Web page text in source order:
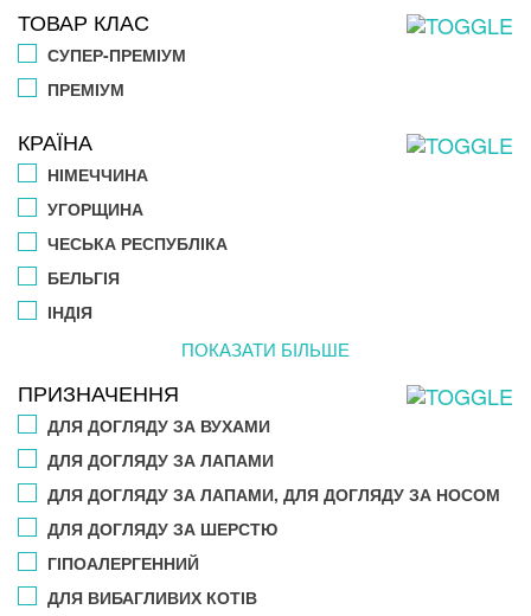
ТОВАР КЛАС
СУПЕР-ПРЕМІУМ
ПРЕМІУМ
КРАЇНА
НІМЕЧЧИНА
УГОРЩИНА
ЧЕСЬКА РЕСПУБЛІКА
БЕЛЬГІЯ
ІНДІЯ
ПОКАЗАТИ БІЛЬШЕ
ПРИЗНАЧЕННЯ
ДЛЯ ДОГЛЯДУ ЗА ВУХАМИ
ДЛЯ ДОГЛЯДУ ЗА ЛАПАМИ
ДЛЯ ДОГЛЯДУ ЗА ЛАПАМИ, ДЛЯ ДОГЛЯДУ ЗА НОСОМ
ДЛЯ ДОГЛЯДУ ЗА ШЕРСТЮ
ГІПОАЛЕРГЕННИЙ
ДЛЯ ВИБАГЛИВИХ КОТІВ